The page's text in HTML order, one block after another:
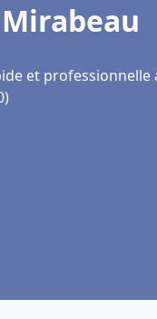
et professionnelle